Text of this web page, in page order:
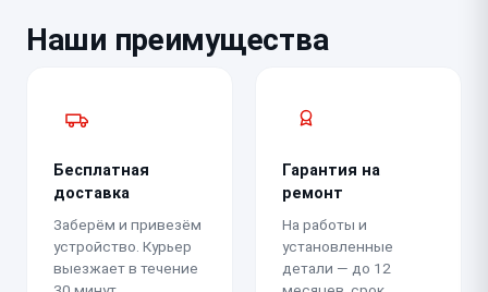
Наши преимущества
Бесплатная
доставка
Заберём и привезём
устройство. Курьер
выезжает в течение
Гарантия на
ремонт
На работы и
установленные
детали — до 12